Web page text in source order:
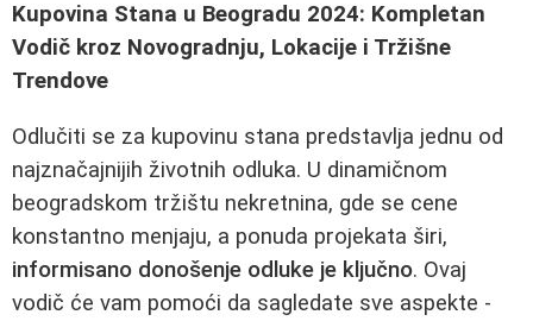
Kupovina Stana u Beogradu 2024: Kompletan
Vodič kroz Novogradnju, Lokacije i Tržišne
Trendove
Odlučiti se za kupovinu stana predstavlja jednu od
najznačajnijih životnih odluka. U dinamičnom
beogradskom tržištu nekretnina, gde se cene
konstantno menjaju, a ponuda projekata širi,
informisano donošenje odluke je ključno. Ovaj
vodič će vam pomoći da sagledate sve aspekte -